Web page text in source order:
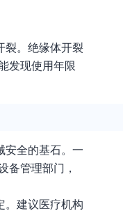
裂。绝缘体开裂
发现使用年限
安全的基石。一
备管理部门，
。建议医疗机构